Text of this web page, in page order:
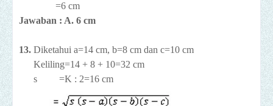
=6 cm
Jawaban : A. 6 cm
13. Diketahui a=14 cm, b=8 cm dan c=10 cm
Keliling=14 + 8 + 10=32 cm
s =K : 2=16 cm